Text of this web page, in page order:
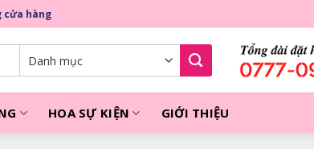
cửa hàng
HOA SỰ KIỆN GIỚI THIỆU